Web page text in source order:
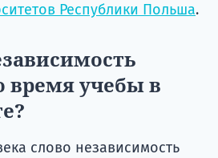
Республики Польша.
время учебы в
слово независимость